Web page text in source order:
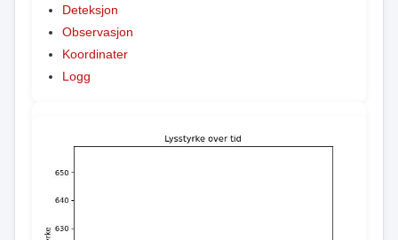
Deteksjon
Observasjon
Koordinater
Logg